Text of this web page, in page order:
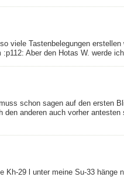
viele Tastenbelegungen
Aber den Hotas W. werde
schon sagen auf den ersten
anderen auch vorher
29 l unter meine Su-33 hänge